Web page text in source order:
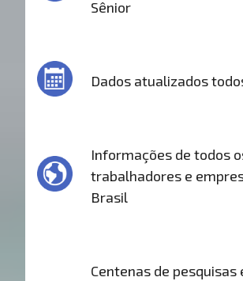
Sênior
Dados atualizados
Informações de todos
trabalhadores e
Brasil
Centenas de